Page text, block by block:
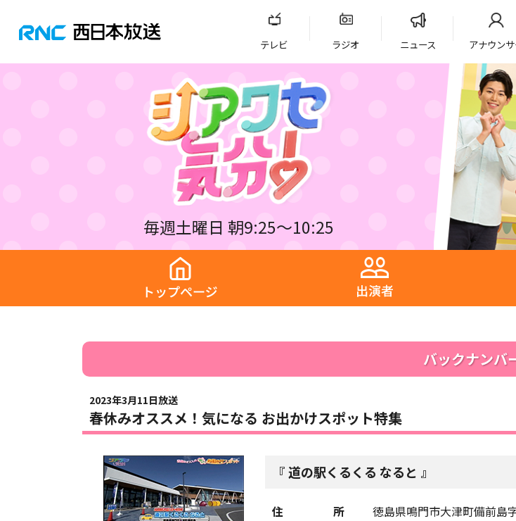
テレビ ラジオ ニュース アナウン
毎週土曜日 朝9:25～10:25
バックナンバ
2023年3月11日放送
春休みオススメ！気になる お出かけスポット特集
道の駅くるくる なると
住所 徳島県鳴門市大津町備前島